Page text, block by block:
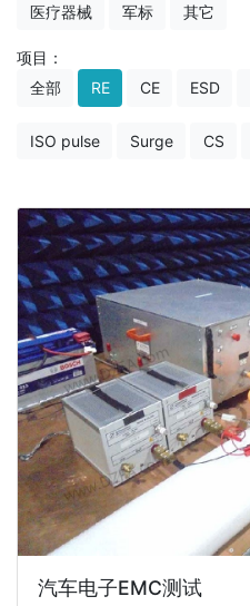
医疗器械 军标 其它
项目：
全部
RE CE ESD
ISO pulse Surge CS
汽车电子EMC测试